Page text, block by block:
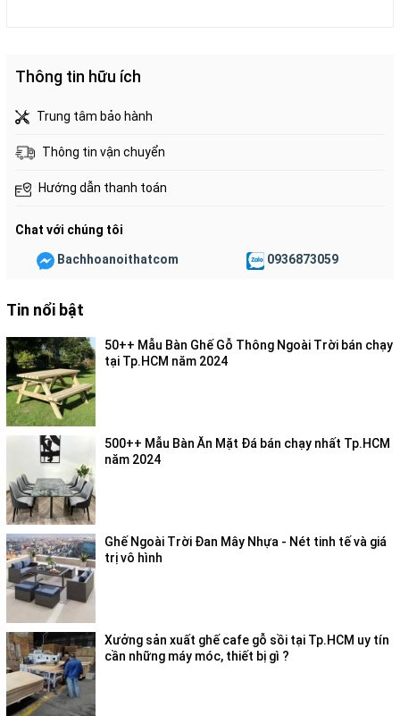
Thông tin hữu ích
Trung tâm bảo hành
Thông tin vận chuyển
Hướng dẫn thanh toán
Chat với chúng tôi
Bachhoanoithatcom 0936873059
Tin nổi bật
50++ Mẫu Bàn Ghế Gỗ Thông Ngoài Trời bán chạy
tại Tp.HCM năm 2024
500++ Mẫu Bàn Ăn Mặt Đá bán chạy nhất Tp.HCM
năm 2024
Ghế Ngoài Trời Đan Mây Nhựa - Nét tinh tế và giá
trị vô hình
Xưởng sản xuất ghế cafe gỗ sồi tại Tp.HCM uy tín
cần những máy móc, thiết bị gì ?